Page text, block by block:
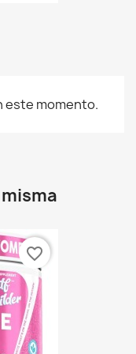
este momento.
favorite_border